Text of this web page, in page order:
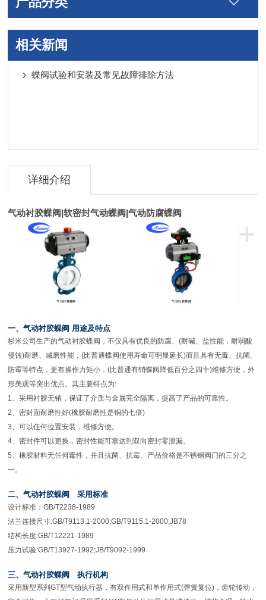
相关新闻
蝶阀试验和安装及常见故障排除方法
详细介绍
气动衬胶蝶阀|软密封气动蝶阀|气动防腐蝶阀
+
气动衬氟蝶阀 气动衬胶蝶阀
一、气动衬胶蝶阀 用途及特点
杉米公司生产的气动衬胶蝶阀，不仅具有优良的防腐、(耐碱、盐性能，耐弱酸
侵蚀)耐磨、减磨性能，(比普通蝶阀使用寿命可明显延长)而且具有无毒、抗菌、
防霉等特点，更有操作力矩小，(比普通有销蝶阀降低百分之四十)维修方便，外
形美观等突出优点。其主要特点为:
1、采用衬胶无销，保证了介质与金属完全隔离，提高了产品的可靠性。
2、密封面耐磨性好(橡胶耐磨性是铜的七倍)
3、可以任何位置安装，维修方便。
4、密封件可以更换，密封性能可靠达到双向密封零泄漏。
5、橡胶材料无任何毒性，并且抗菌、抗霉。产品价格是不锈钢阀门的三分之
一。
二、气动衬胶蝶阀 采用标准
设计标准：GB/T2238-1989
法兰连接尺寸:GB/T9113.1-2000;GB/T9115.1-2000;JB78
结构长度:GB/T12221-1989
压力试验:GB/T13927-1992;JB/T9092-1999
三、气动衬胶蝶阀 执行机构
采用新型系列GT型气动执行器，有双作用式和单作用式(弹簧复位)，齿轮传动，